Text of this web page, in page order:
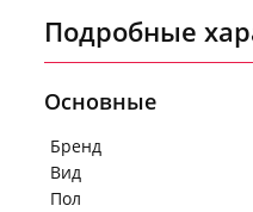
Подробные
Основные
Бренд
Вид
Пол